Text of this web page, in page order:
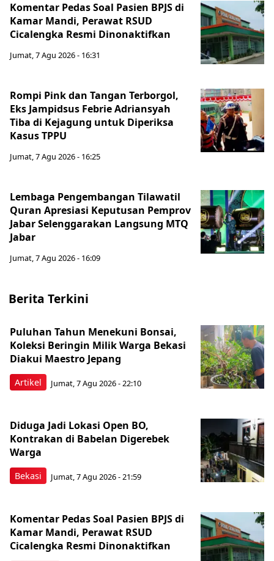
Komentar Pedas Soal Pasien BPJS di
Kamar Mandi, Perawat RSUD
Cicalengka Resmi Dinonaktifkan
Jumat, 7 Agu 2026 - 16:31
Rompi Pink dan Tangan Terborgol,
Eks Jampidsus Febrie Adriansyah
Tiba di Kejagung untuk Diperiksa
Kasus TPPU
Jumat, 7 Agu 2026 - 16:25
Lembaga Pengembangan Tilawatil
Quran Apresiasi Keputusan Pemprov
Jabar Selenggarakan Langsung MTQ
Jabar
Jumat, 7 Agu 2026 - 16:09
Berita Terkini
Artikel
Puluhan Tahun Menekuni Bonsai,
Koleksi Beringin Milik Warga Bekasi
Diakui Maestro Jepang
Jumat, 7 Agu 2026 - 22:10
Bekasi
Diduga Jadi Lokasi Open BO,
Kontrakan di Babelan Digerebek
Warga
Jumat, 7 Agu 2026 - 21:59
Komentar Pedas Soal Pasien BPJS di
Kamar Mandi, Perawat RSUD
Cicalengka Resmi Dinonaktifkan